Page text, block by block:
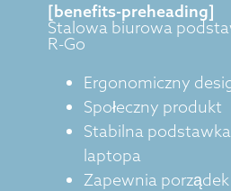
[benefits-preheading]
Stalowa biurowa
R-Go
Ergonomiczny
Społeczny produkt
Stabilna
laptopa
Zapewnia